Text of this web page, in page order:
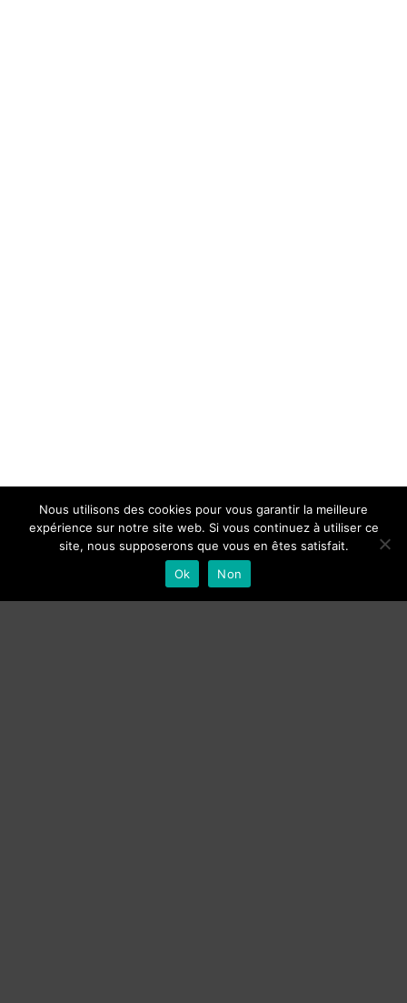
Nous utilisons des cookies pour vous garantir la meilleure
expérience sur notre site web. Si vous continuez à utiliser ce
site, nous supposerons que vous en êtes satisfait.
Ok
Non